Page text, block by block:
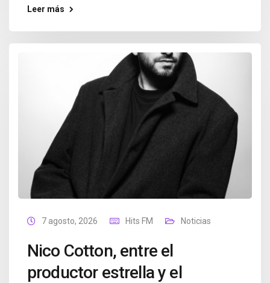
Leer más
7 agosto, 2026 Hits FM Noticias
Nico Cotton, entre el
productor estrella y el